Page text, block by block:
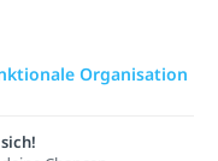
Organisation